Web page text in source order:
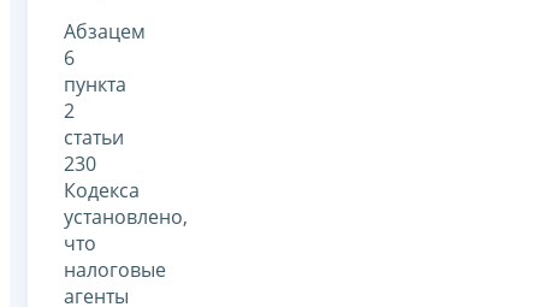
Абзацем
6
пункта
2
статьи
230
Кодекса
установлено,
что
налоговые
агенты